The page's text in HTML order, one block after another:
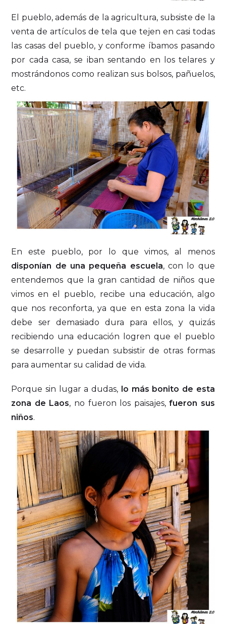
El pueblo, además de la agricultura, subsiste de la
venta de artículos de tela que tejen en casi todas
las casas del pueblo, y conforme íbamos pasando
por cada casa, se iban sentando en los telares y
mostrándonos como realizan sus bolsos, pañuelos,
etc.
En este pueblo, por lo que vimos, al menos
disponían de una pequeña escuela, con lo que
entendemos que la gran cantidad de niños que
vimos en el pueblo, recibe una educación, algo
que nos reconforta, ya que en esta zona la vida
debe ser demasiado dura para ellos, y quizás
recibiendo una educación logren que el pueblo
se desarrolle y puedan subsistir de otras formas
para aumentar su calidad de vida.
Porque sin lugar a dudas, lo más bonito de esta
zona de Laos, no fueron los paisajes,fueron sus
niños.